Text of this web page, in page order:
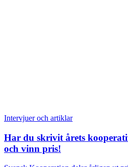
Intervjuer och artiklar
Har du skrivit årets
och vinn pris!